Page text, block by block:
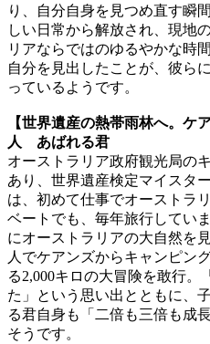
り、自分自身を見つめ直す瞬
しい日常から解放され、現地
リアならではのゆるやかな時
自分を見出したことが、彼ら
っているようです。
【世界遺産の熱帯雨林へ。ケ
人 あばれる君
オーストラリア政府観光局の
あり、世界遺産検定マイスタ
は、初めて仕事でオーストラ
ベートでも、毎年旅行してい
にオーストラリアの大自然を
人でケアンズからキャンピン
る2,000キロの大冒険を敢行。
た」という思い出とともに、
る君自身も「二倍も三倍も成
そうです。